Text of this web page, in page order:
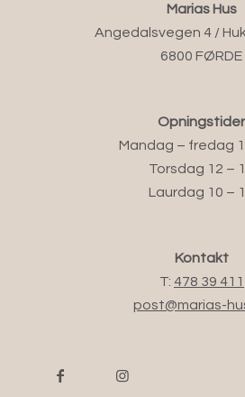
Marias Hus
Angedalsvegen 4 /
6800 FØRDE
Opningstider
Mandag – fredag
Torsdag 12 –
Laurdag 10 –
Kontakt
T: 478 39 411
post@marias-